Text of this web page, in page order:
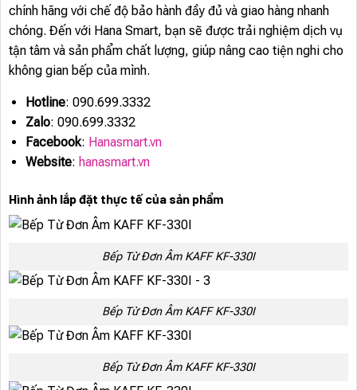
chính hãng với chế độ bảo hành đầy đủ và giao hàng nhanh
chóng. Đến với Hana Smart, bạn sẽ được trải nghiệm dịch vụ
tận tâm và sản phẩm chất lượng, giúp nâng cao tiện nghi cho
không gian bếp của mình.
Hotline: 090.699.3332
Zalo: 090.699.3332
Facebook: Hanasmart.vn
Website: hanasmart.vn
Hình ảnh lắp đặt thực tế của sản phẩm
Bếp Từ Đơn Âm KAFF KF-330I
Bếp Từ Đơn Âm KAFF KF-330I
Bếp Từ Đơn Âm KAFF KF-330I